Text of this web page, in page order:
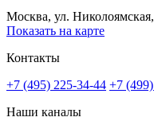
Москва, ул.
Показать на карте
Контакты
+7 (495) 225-34-44 +7
Наши каналы